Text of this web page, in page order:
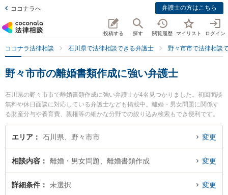
ココナラへ 弁護士の方はこちら
投稿する 探す 閲覧履歴 マイリスト ログイン
ココナラ法律相談 石川県で法律相談できる弁護士 野々市市で法律相談
野々市市の離婚書類作成に強い弁護士
石川県の野々市市で離婚書類作成に強い弁護士が4名見つかりました。初回面談
無料や休日面談に対応している弁護士なども掲載中。離婚・男女問題に関係す
る財産分与や養育費、親権等の細かな分野での絞り込み検索もでき便利です。
特にののいち法律事務所の木村 弘弁護士やののいち法律事務所の井村 剛弁護
士、白山・野々市法律事務所の長門 達志弁護士のプロフィール情報や弁護士費
解決の実績豊富な近くの弁護士を検索したい』『初回相談無料で離婚書類作成
を法律相談できる野々市市内の弁護士に相談予約したい』などでお困りの相談
者さんにおすすめです。
エリア 石川県、野々市市 変更
相談内容 離婚・男女問題、離婚書類作成 変更
詳細条件 未選択 変更